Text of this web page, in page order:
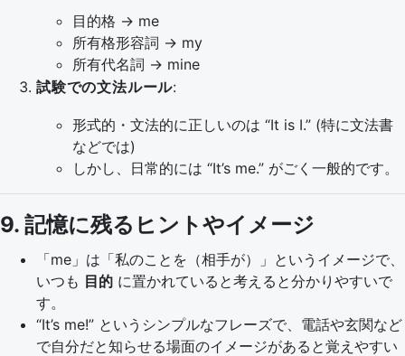
目的格 → me
所有格形容詞 → my
所有代名詞 → mine
試験での文法ルール:
形式的・文法的に正しいのは “It is I.” (特に文法書
などでは)
しかし、日常的には “It’s me.” がごく一般的です。
9. 記憶に残るヒントやイメージ
「me」は「私のことを（相手が）」というイメージで、
いつも 目的 に置かれていると考えると分かりやすいで
す。
“It’s me!” というシンプルなフレーズで、電話や玄関など
で自分だと知らせる場面のイメージがあると覚えやすい